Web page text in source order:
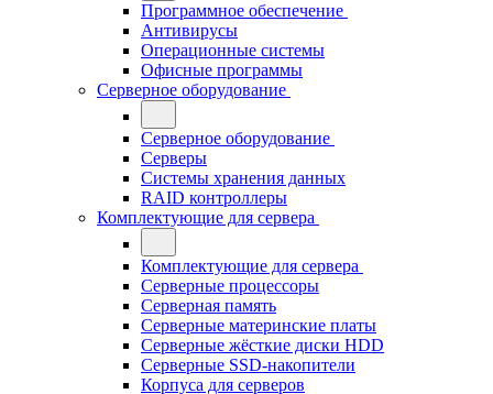
Программное обеспечение
Антивирусы
Операционные системы
Офисные программы
Серверное оборудование
Серверное оборудование
Серверы
Системы хранения данных
RAID контроллеры
Комплектующие для сервера
Комплектующие для сервера
Серверные процессоры
Серверная память
Серверные материнские платы
Серверные жёсткие диски HDD
Серверные SSD-накопители
Корпуса для серверов